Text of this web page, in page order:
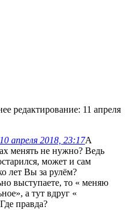
редактирование: 11 апреля
апреля 2018, 23:17А
менять не нужно? Ведь
может и сам
лет Вы за рулём?
выступаете, то « меняю
а тут вдруг «
правда?